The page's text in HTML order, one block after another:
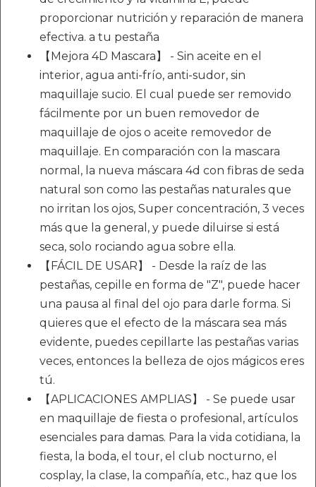
proporcionar nutrición y reparación de manera
efectiva. a tu pestaña
【Mejora 4D Mascara】 - Sin aceite en el
interior, agua anti-frío, anti-sudor, sin
maquillaje sucio. El cual puede ser removido
fácilmente por un buen removedor de
maquillaje de ojos o aceite removedor de
maquillaje. En comparación con la mascara
normal, la nueva máscara 4d con fibras de seda
natural son como las pestañas naturales que
no irritan los ojos, Super concentración, 3 veces
más que la general, y puede diluirse si está
seca, solo rociando agua sobre ella.
【FÁCIL DE USAR】 - Desde la raíz de las
pestañas, cepille en forma de "Z", puede hacer
una pausa al final del ojo para darle forma. Si
quieres que el efecto de la máscara sea más
evidente, puedes cepillarte las pestañas varias
veces, entonces la belleza de ojos mágicos eres
tú.
【APLICACIONES AMPLIAS】 - Se puede usar
en maquillaje de fiesta o profesional, artículos
esenciales para damas. Para la vida cotidiana, la
fiesta, la boda, el tour, el club nocturno, el
cosplay, la clase, la compañía, etc., haz que los